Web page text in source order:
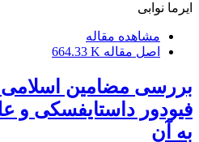
ایرما نوابی
مشاهده مقاله
اصل مقاله 664.33 K
بررسی مضامین اسلامی
فیودور داستایفسکی و
به آن